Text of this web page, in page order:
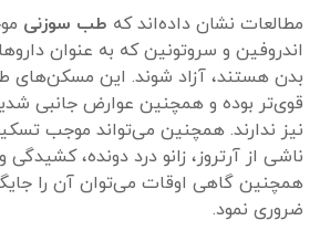
مطالعات نشان داده‌اند که طب سوزنی
اندروفین و سروتونین که به عنوان
بدن هستند، آزاد شوند. این مسکن‌های
قوی‌تر بوده و همچنین عوارض جانبی
نیز ندارند. همچنین می‌تواند موجب
ناشی از آرتروز، زانو درد دونده،
همچنین گاهی اوقات می‌توان آن را
ضروری نمود.